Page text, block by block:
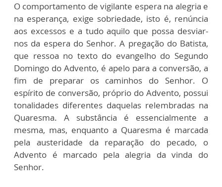
O comportamento de vigilante espera na alegria e
na esperança, exige sobriedade, isto é, renúncia
aos excessos e a tudo aquilo que possa desviar-
nos da espera do Senhor. A pregação do Batista,
que ressoa no texto do evangelho do Segundo
Domingo do Advento, é apelo para a conversão, a
fim de preparar os caminhos do Senhor. O
espírito de conversão, próprio do Advento, possui
tonalidades diferentes daquelas relembradas na
Quaresma. A substância é essencialmente a
mesma, mas, enquanto a Quaresma é marcada
pela austeridade da reparação do pecado, o
Advento é marcado pela alegria da vinda do
Senhor.